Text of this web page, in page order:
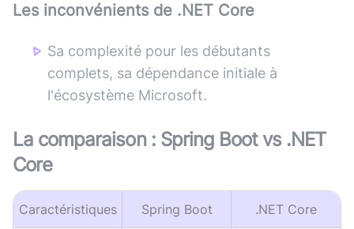
Les inconvénients de .NET Core
Sa complexité pour les débutants
complets, sa dépendance initiale à
l'écosystème Microsoft.
La comparaison : Spring Bootvs .NET
Core
Caractéristiques Spring Boot .NET Core